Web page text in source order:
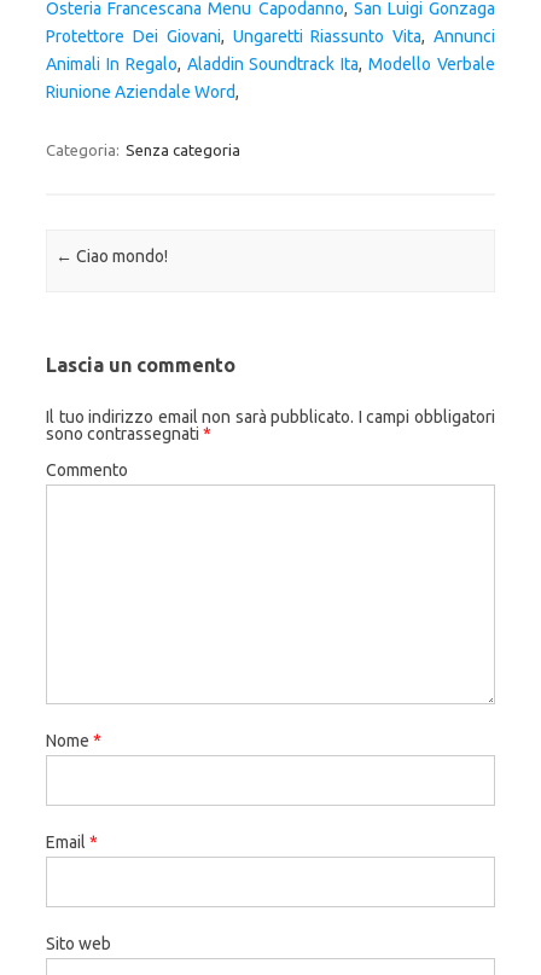
Osteria Francescana Menu Capodanno, San Luigi Gonzaga
Protettore Dei Giovani, Ungaretti Riassunto Vita,Annunci
Animali In Regalo, Aladdin Soundtrack Ita,Modello Verbale
Riunione Aziendale Word,
Categoria: Senza categoria
Navigazione articolo
← Ciao mondo!
Lascia un commento
Il tuo indirizzo email non sarà pubblicato. I campi obbligatori
sono contrassegnati *
Commento
Nome *
Email *
Sito web